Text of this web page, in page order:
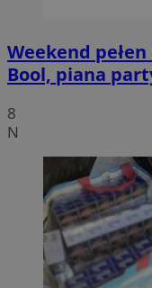
Weekend
Bool, piana
8
N